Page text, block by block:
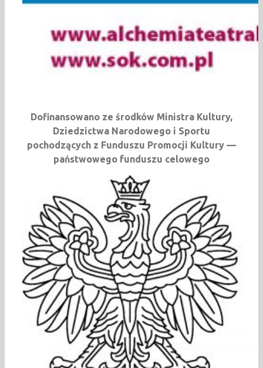
Dofinansowano ze środków Ministra Kultury,
Dziedzictwa Narodowego i Sportu
pochodzących z Funduszu Promocji Kultury —
państwowego funduszu celowego